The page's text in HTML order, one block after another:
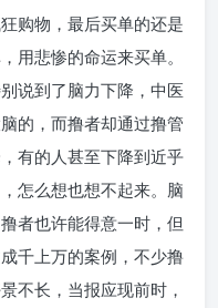
购物，最后买单的还是
用悲惨的命运来买单。
说到了脑力下降，中医
的，而撸者却通过撸管
有的人甚至下降到近乎
怎么想也想不起来。脑
者也许能得意一时，但
千上万的案例，不少撸
不长，当报应现前时，